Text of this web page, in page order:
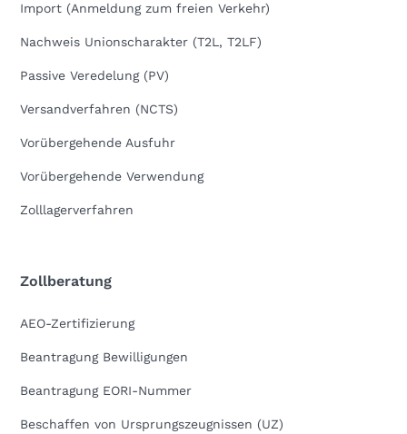
Import (Anmeldung zum freien Verkehr)
Nachweis Unionscharakter (T2L, T2LF)
Passive Veredelung (PV)
Versandverfahren (NCTS)
Vorübergehende Ausfuhr
Vorübergehende Verwendung
Zolllagerverfahren
Zollberatung
AEO-Zertifizierung
Beantragung Bewilligungen
Beantragung EORI-Nummer
Beschaffen von Ursprungszeugnissen (UZ)